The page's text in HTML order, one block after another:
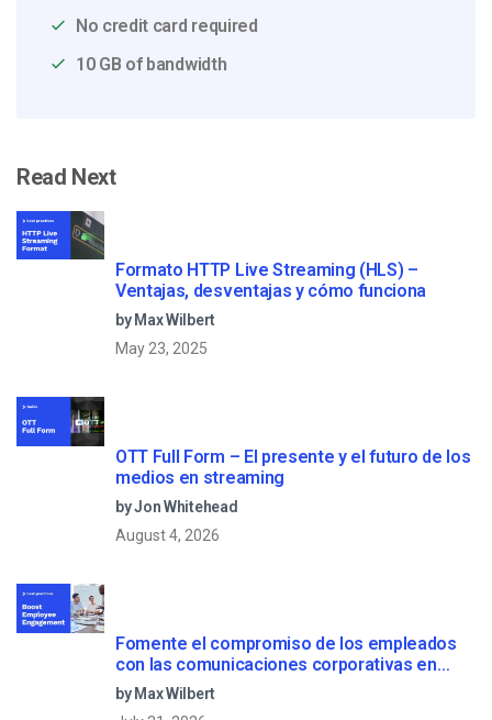
No credit card required
10 GB of bandwidth
Read Next
Formato HTTP Live Streaming (HLS) –
Ventajas, desventajas y cómo funciona
by Max Wilbert
May 23, 2025
OTT Full Form – El presente y el futuro de los
medios en streaming
by Jon Whitehead
August 4, 2026
Fomente el compromiso de los empleados
con las comunicaciones corporativas en
directo
by Max Wilbert